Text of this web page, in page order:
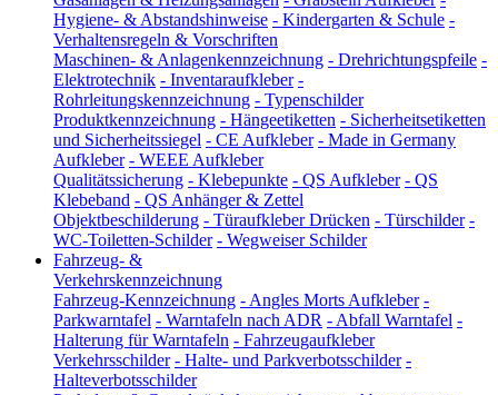
Hygiene- & Abstandshinweise - Kindergarten & Schule -
Verhaltensregeln & Vorschriften
Maschinen- & Anlagenkennzeichnung - Drehrichtungspfeile -
Elektrotechnik - Inventaraufkleber -
Rohrleitungskennzeichnung - Typenschilder
Produktkennzeichnung - Hängeetiketten - Sicherheitsetiketten
und Sicherheitssiegel - CE Aufkleber - Made in Germany
Aufkleber - WEEE Aufkleber
Qualitätssicherung - Klebepunkte - QS Aufkleber - QS
Klebeband - QS Anhänger & Zettel
Objektbeschilderung - Türaufkleber Drücken - Türschilder -
WC-Toiletten-Schilder - Wegweiser Schilder
Fahrzeug- &
Verkehrskennzeichnung
Fahrzeug-Kennzeichnung - Angles Morts Aufkleber -
Parkwarntafel - Warntafeln nach ADR - Abfall Warntafel -
Halterung für Warntafeln - Fahrzeugaufkleber
Verkehrsschilder - Halte- und Parkverbotsschilder -
Halteverbotsschilder